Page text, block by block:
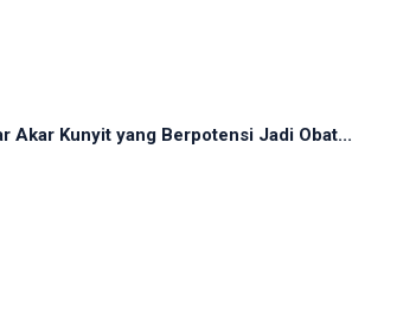
Akar Kunyit yang Berpotensi Jadi Obat...